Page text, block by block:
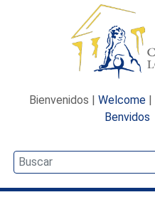
Bienvenidos | Welcome |
Benvidos